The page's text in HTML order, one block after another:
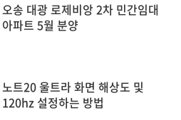
오송 대광 로제비앙 2차 민간임대
아파트 5월 분양
노트20 울트라 화면 해상도 및
120hz 설정하는 방법